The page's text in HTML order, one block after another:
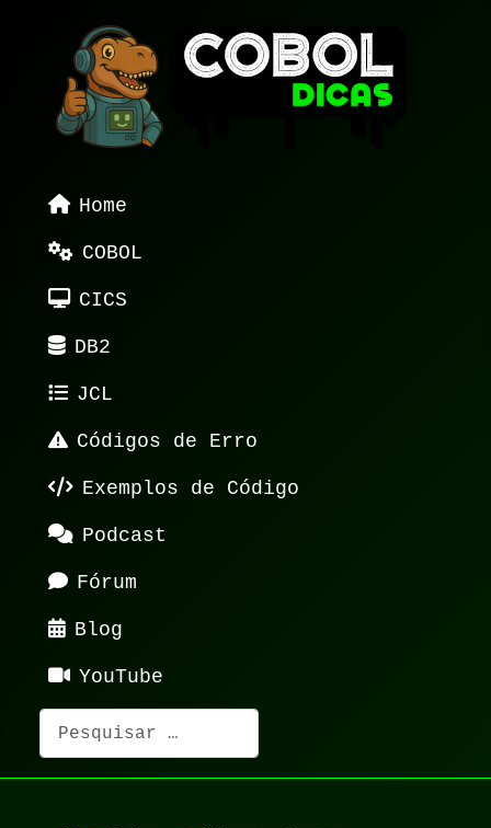
Home
COBOL
CICS
DB2
JCL
Códigos de Erro
Exemplos de Código
Podcast
Fórum
Blog
YouTube
Pesquisar